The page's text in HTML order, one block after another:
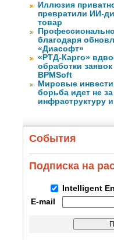
Иллюзия
превратили ИИ-
товар
благодаря
«Диасофт»
«РТД-Карго»
обработки
BPMSoft
Мировые
борьба идет не
инфраструктуру
События
Подписка на
Intelligent
E-mail